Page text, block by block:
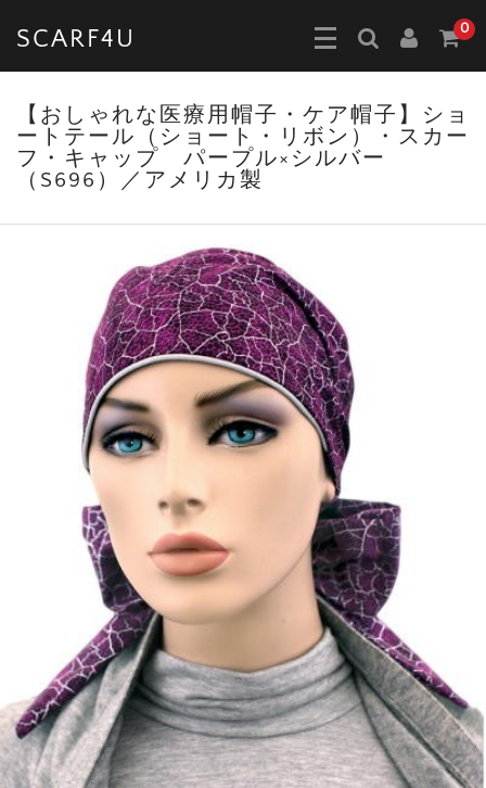
SCARF4U 0
【おしゃれな医療用帽子・ケア帽子】ショ
ートテール（ショート・リボン）・スカー
フ・キャップ パープル×シルバー
（S696）／アメリカ製